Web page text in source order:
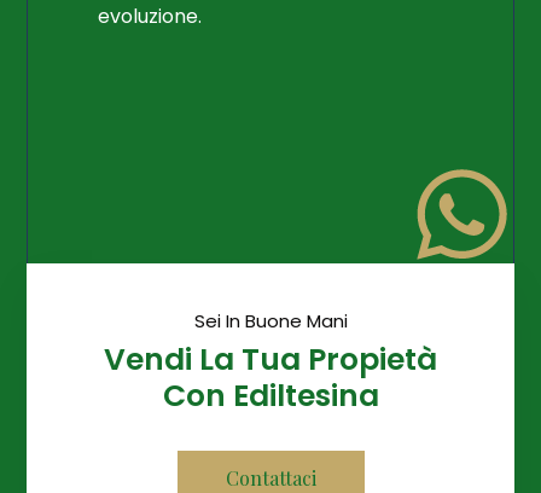
evoluzione.
Sei In Buone Mani
Vendi La Tua Propietà
Con Ediltesina
Contattaci